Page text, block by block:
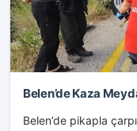
Belen’de Kaza
Belen’de pikapla